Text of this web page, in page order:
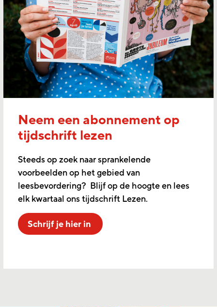
Neem een abonnement op
tijdschrift lezen
Steeds op zoek naar sprankelende
voorbeelden op het gebied van
leesbevordering? Blijf op de hoogte en lees
elk kwartaal ons tijdschrift Lezen.
Schrijf je hier in